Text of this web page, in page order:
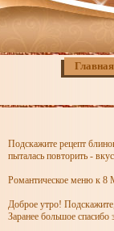
Главная
Подскажите рецепт
пыталась повторить -
Романтическое меню к 8
Доброе утро!
Заранее большое